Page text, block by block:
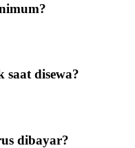
disewa?
dibayar?